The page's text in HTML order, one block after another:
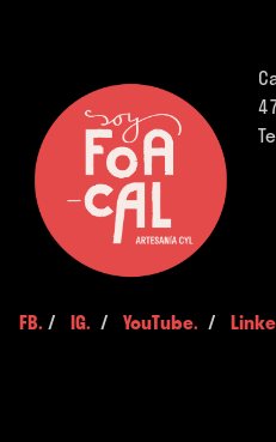
FB. / IG. / YouTube. /